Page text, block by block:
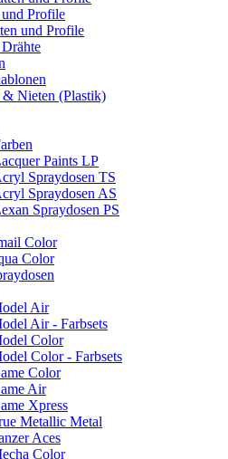
Profile
und Profile
& Nieten (Plastik)
Paints LP
Spraydosen TS
Spraydosen AS
Spraydosen PS
Color
Color
Air
Air - Farbsets
Color
Color - Farbsets
Color
Air
Xpress
Metallic Metal
Aces
Color